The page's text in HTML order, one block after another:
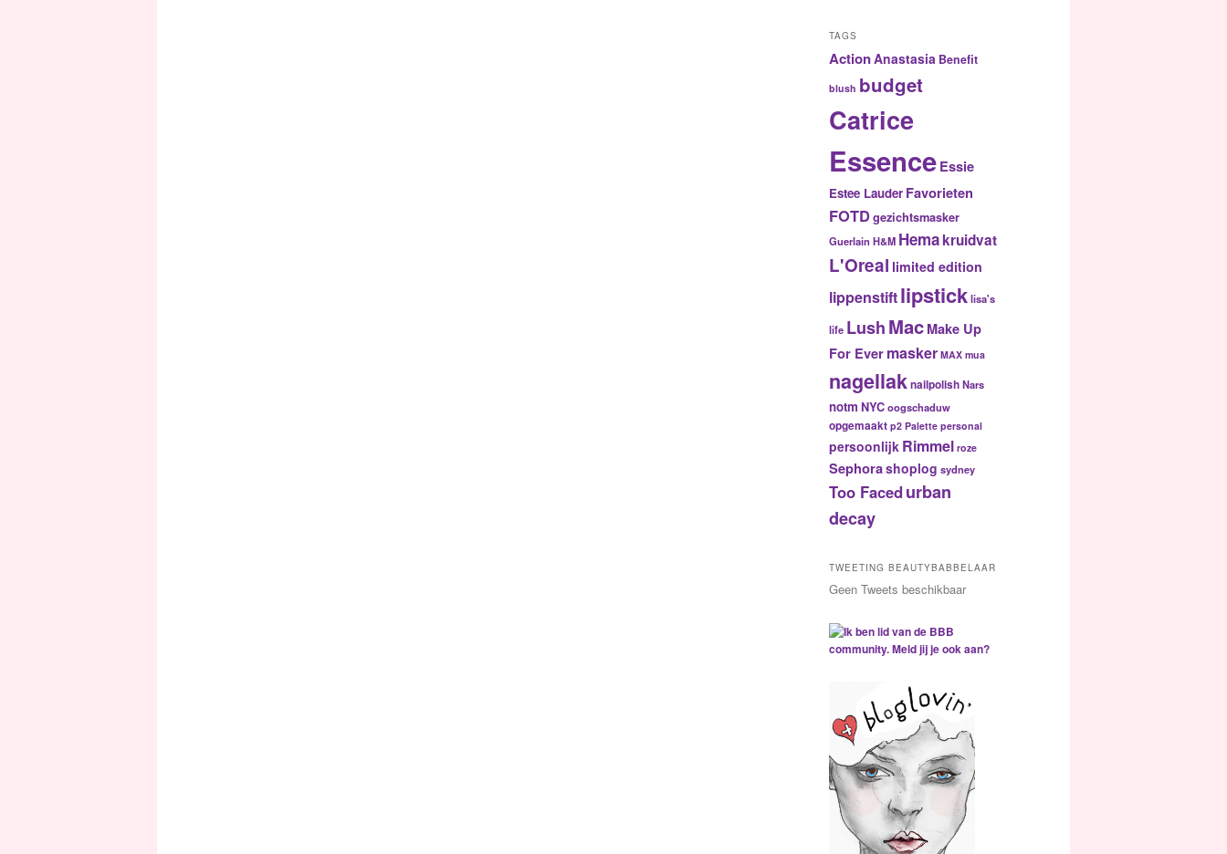
TAGS
ActionAnastasia Benefit
blush budget
Catrice
EssenceEssie
Estee Lauder Favorieten
FOTDgezichtsmasker
Guerlain H&M Hemakruidvat
L'Oreal limited edition
lippenstiftlipsticklisa's
life LushMacMake Up
For Evermasker MAX mua
nagellaknailpolishNars
notm NYCoogschaduw
opgemaakt p2 Palette personal
persoonlijk Rimmel roze
Sephorashoplog sydney
Too Faced urban
decay
TWEETING BEAUTYBABBELAAR
Geen Tweets beschikbaar